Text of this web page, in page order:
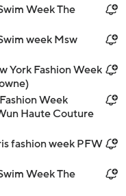
Week The
week Msw
York Fashion Week
Week
Haute Couture
fashion week PFW
Week The